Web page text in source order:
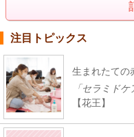
注目トピックス
生まれたての
「セラミドケ
【花王】